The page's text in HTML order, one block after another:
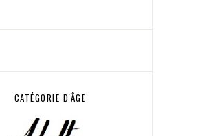
CATÉGORIE D'ÂGE